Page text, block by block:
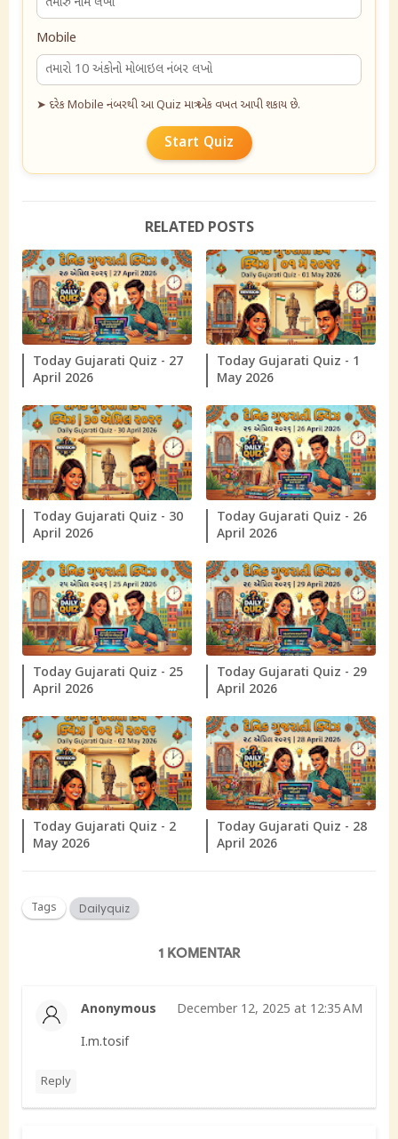
Mobile
➤ દરેક Mobile નંબરથી આ Quiz માત્ર એક વખત આપી શકાય છે.
Start Quiz
RELATED POSTS
Today Gujarati Quiz - 27
April 2026
Today Gujarati Quiz - 1
May 2026
Today Gujarati Quiz - 30
April 2026
Today Gujarati Quiz - 26
April 2026
Today Gujarati Quiz - 25
April 2026
Today Gujarati Quiz - 29
April 2026
Today Gujarati Quiz - 2
May 2026
Today Gujarati Quiz - 28
April 2026
Tags Dailyquiz
1 KOMENTAR
Anonymous
December 12, 2025 at 12:35 AM
I.m.tosif
Reply